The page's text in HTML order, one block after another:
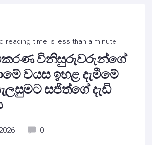
reading time is less than a minute
විනිසුරුවරුන්ගේ
වයස ඉහළ දැමීමේ
සජිත්ගේ දැඩි
0